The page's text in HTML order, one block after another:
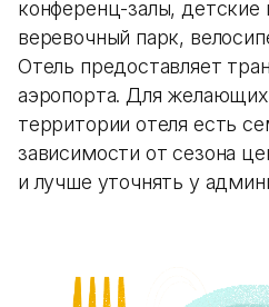
конференц-залы, детские
веревочный парк,
Отель предоставляет
аэропорта. Для желающих
территории отеля есть
зависимости от сезона
и лучше уточнять у